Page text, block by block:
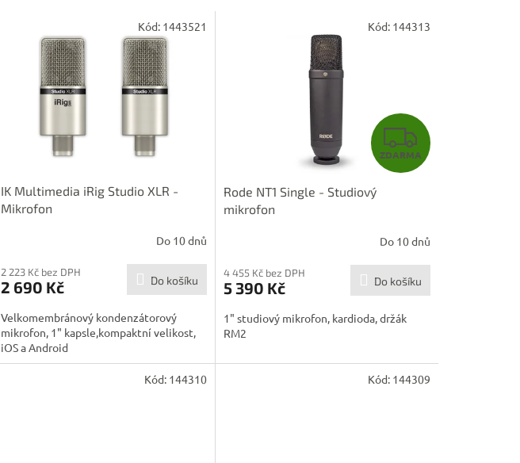
IK Multimedia iRig Studio XLR -
Mikrofon
Do 10 dnů
2 223 Kč bez DPH
2 690 Kč Do košíku
Velkomembránový kondenzátorový
mikrofon, 1" kapsle,kompaktní velikost,
iOS a Android
Kód: 1443521
Z
D
R
M
A
ZDARMA
Rode NT1 Single - Studiový
mikrofon
Do 10 dnů
4 455 Kč bez DPH
5 390 Kč Do košíku
1" studiový mikrofon, kardioda, držák
RM2
Kód: 144313
Kód: 144310 Kód: 144309